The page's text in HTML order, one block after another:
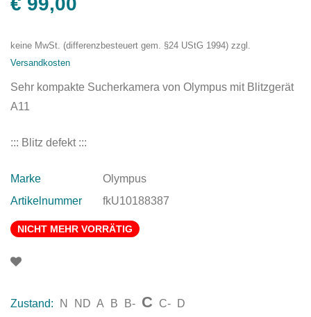
keine MwSt. (differenzbesteuert gem. §24 UStG 1994) zzgl.
Versandkosten
Sehr kompakte Sucherkamera von Olympus mit Blitzgerät
A11
::: Blitz defekt :::
Marke
Olympus
Artikelnummer
fkU10188387
NICHT MEHR VORRÄTIG
Zustand: N ND A B B- C C- D